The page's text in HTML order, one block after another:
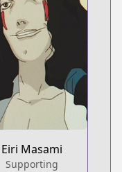
Eiri Masami
Supporting